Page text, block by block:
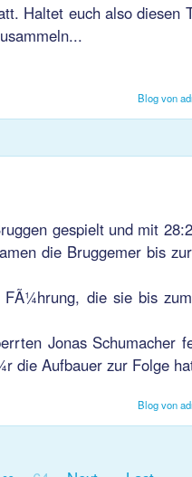
Haltet euch also diesen
Blog von
gespielt und mit
die Bruggemer bis
die sie bis
Jonas Schumacher
die Aufbauer zur Folge
Blog von